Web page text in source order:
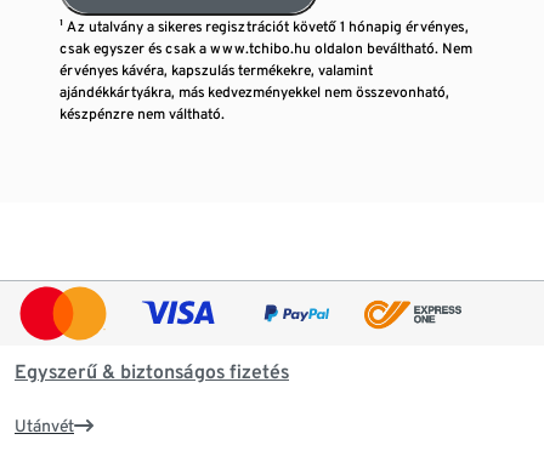
¹ Az utalvány a sikeres regisztrációt követő 1 hónapig érvényes,
csak egyszer és csak a www.tchibo.hu oldalon beváltható. Nem
érvényes kávéra, kapszulás termékekre, valamint
ajándékkártyákra, más kedvezményekkel nem összevonható,
készpénzre nem váltható.
Egyszerű & biztonságos fizetés
Utánvét